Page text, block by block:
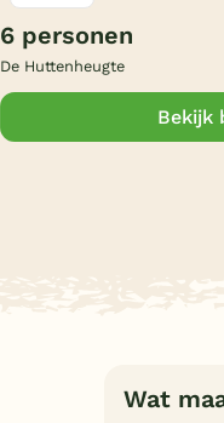
Limburg
6 personen
De Huttenheugte
Bekijk
Wat